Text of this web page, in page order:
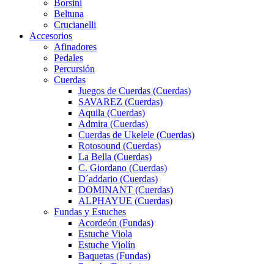
Borsini
Beltuna
Crucianelli
Accesorios
Afinadores
Pedales
Percursión
Cuerdas
Juegos de Cuerdas (Cuerdas)
SAVAREZ (Cuerdas)
Aquila (Cuerdas)
Admira (Cuerdas)
Cuerdas de Ukelele (Cuerdas)
Rotosound (Cuerdas)
La Bella (Cuerdas)
C. Giordano (Cuerdas)
D´addario (Cuerdas)
DOMINANT (Cuerdas)
ALPHAYUE (Cuerdas)
Fundas y Estuches
Acordeón (Fundas)
Estuche Viola
Estuche Violín
Baquetas (Fundas)